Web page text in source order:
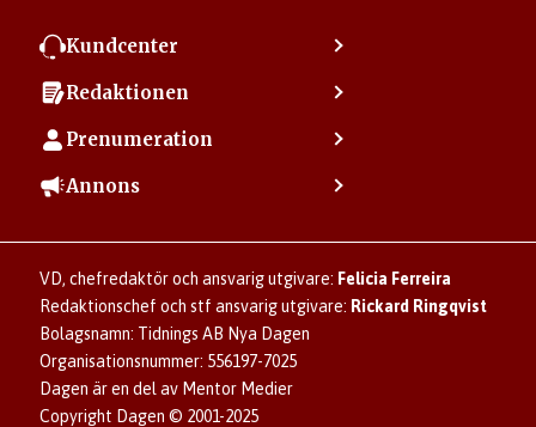
Kundcenter
Min sida
Vanliga frågor
Användarvillkor
Redaktionen
Tipsa Dagen
Vill du debattera i Dagen?
Dagen förklarar
Upphovsrätt och AI
Om Dagen
Prenumeration
Så skapar du ett konto
Dagen som taltidningen
Senaste numret av eDagen
Dagens arkiv
Annons
Annonsera
Familjeannonser
Se dödsannonser/minnesrum
Anmäl störande/felaktig annons
VD, chefredaktör och ansvarig utgivare: Felicia Ferreira
Redaktionschef och stf ansvarig utgivare: Rickard Ringqvist
Bolagsnamn: Tidnings AB Nya Dagen
Organisationsnummer: 556197-7025
Dagen är en del av Mentor Medier
Copyright Dagen © 2001-2025